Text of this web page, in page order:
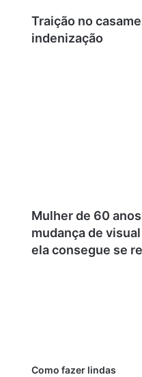
Traição no
indenização
Mulher de 60
mudança de
ela consegue se
Como fazer lindas